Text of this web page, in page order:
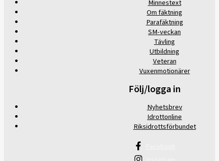
Minnestext
Om fäktning
Parafäktning
SM-veckan
Tävling
Utbildning
Veteran
Vuxenmotionärer
Följ/logga in
Nyhetsbrev
Idrottonline
Riksidrottsförbundet